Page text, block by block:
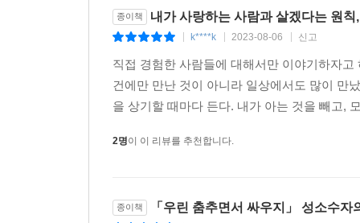
가 나에 대해 하는 선언으로 바꾸는 일일 뿐이다.
---「당신의 쉬운 그 한마디」중에서
이런 상상을 한번 해보자. 당신의 옆집에 어린 자
다. 며칠 뒤 당신은 우연히 놀이터 옆을 지나다
아이가 문득 “저는 남자예요”라고 말한다. 그때
정확히 알기엔 미숙하다고 의심할 것이다. 다른
종이책 내가 사랑하는 사람과 살겠다는 원칙
k****k 2023-08-06 신고
직접 경험한 사람들에 대해서만 이야기하자
건에만 만난 것이 아니라 일상에서도 많이 만
을 상기할 때마다 든다. 내가 아는 것을 빼고,
2명이 이 리뷰를 추천합니다.
종이책 「우린 춤추면서 싸우지」 성소수